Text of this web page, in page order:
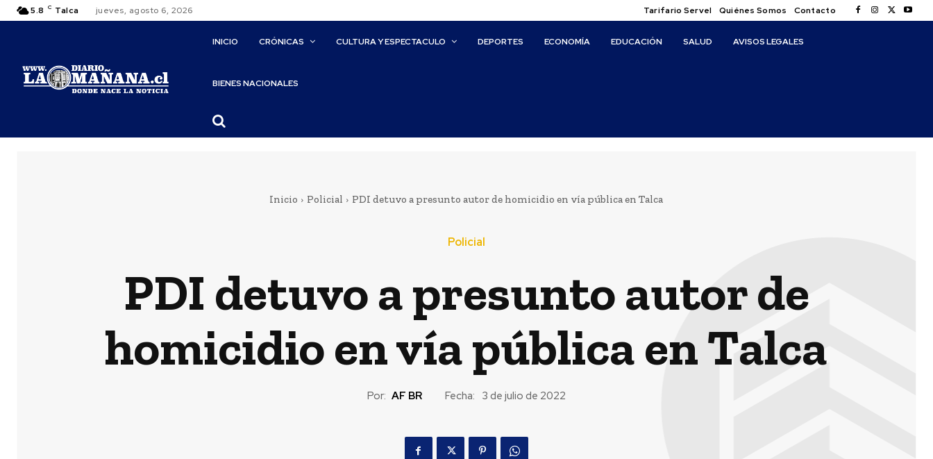
5.8 C Talca jueves, agosto 6, 2026 Tarifario Servel Quiénes Somos Contacto
INICIO CRÓNICAS CULTURA Y ESPECTACULO DEPORTES ECONOMÍA EDUCACIÓN SALUD AVISOS LEGALES
BIENES NACIONALES
Inicio Policial PDI detuvo a presunto autor de homicidio en vía pública en Talca
Policial
PDI detuvo a presunto autor de
homicidio en vía pública en Talca
Por: AF BR Fecha: 3 de julio de 2022